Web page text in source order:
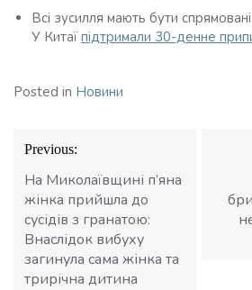
Всі зусилля мають бути
У Китаї підтримали 30-денне
Posted in Новини
Навігація
записів
Previous:
На Миколаївщині п’яна
жінка прийшла до
сусідів з гранатою:
Внаслідок вибуху
загинула сама жінка та
трирічна дитина